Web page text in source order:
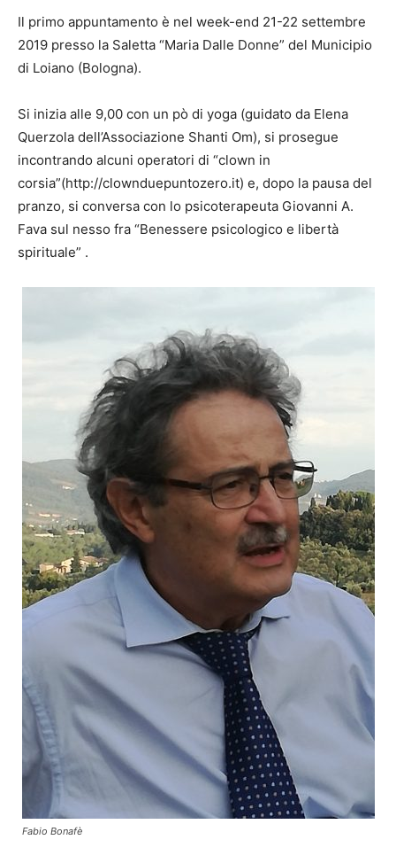
Il primo appuntamento è nel week-end 21-22 settembre
2019 presso la Saletta “Maria Dalle Donne” del Municipio
di Loiano (Bologna).
Si inizia alle 9,00 con un pò di yoga (guidato da Elena
Querzola dell’Associazione Shanti Om), si prosegue
incontrando alcuni operatori di “clown in
corsia”(http://clownduepuntozero.it) e, dopo la pausa del
pranzo, si conversa con lo psicoterapeuta Giovanni A.
Fava sul nesso fra “Benessere psicologico e libertà
spirituale” .
Fabio Bonafè